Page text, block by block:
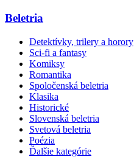
Beletria
Detektívky, trilery a horory
Sci-fi a fantasy
Komiksy
Romantika
Spoločenská beletria
Klasika
Historické
Slovenská beletria
Svetová beletria
Poézia
Ďalšie kategórie